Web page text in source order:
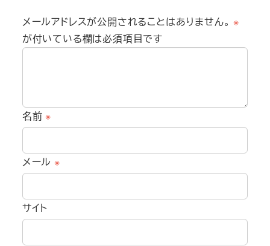
メールアドレスが公開されることはありません。 ※
が付いている欄は必須項目です
名前※
メール ※
サイト